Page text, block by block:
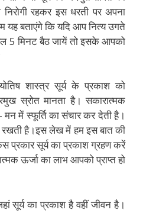
रहकर इस धरती पर अपना
यह बताएंगे कि यदि आप नित्य उगते
5 मिनट बैठ जायें तो इसके आपको
शास्त्र सूर्य के प्रकाश को
स्रोत मानता है। सकारात्मक
मन में स्फूर्ति का संचार कर देती है़।
रखती है़।इस लेख में हम इस बात की
प्रकार सूर्य का प्रकाश ग्रहण करें
ऊर्जा का लाभ आपको प्राप्त हो
सूर्य का प्रकाश है वहीं जीवन है।